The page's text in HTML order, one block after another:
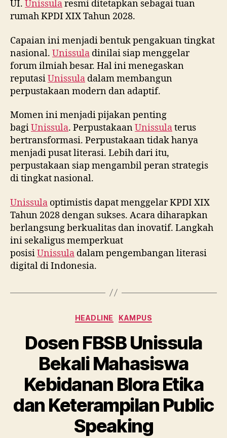
UI. Unissularesmi ditetapkan sebagai tuan
rumah KPDI XIX Tahun 2028.
Capaian ini menjadi bentuk pengakuan tingkat
nasional. Unissula dinilai siap menggelar
forum ilmiah besar. Hal ini menegaskan
reputasiUnissula dalam membangun
perpustakaan modern dan adaptif.
Momen ini menjadi pijakan penting
bagiUnissula. PerpustakaanUnissulaterus
bertransformasi. Perpustakaan tidak hanya
menjadi pusat literasi. Lebih dari itu,
perpustakaan siap mengambil peran strategis
di tingkat nasional.
Unissula optimistis dapat menggelar KPDI XIX
Tahun 2028 dengan sukses. Acara diharapkan
berlangsung berkualitas dan inovatif. Langkah
ini sekaligus memperkuat
posisiUnissula dalam pengembangan literasi
digital di Indonesia.
Categories
HEADLINE KAMPUS
Dosen FBSB Unissula
Bekali Mahasiswa
Kebidanan Blora Etika
dan Keterampilan Public
Speaking